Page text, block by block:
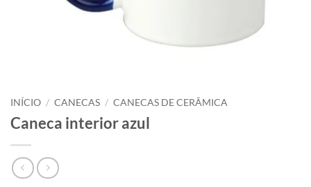
INÍCIO / CANECAS / CANECAS DE CERÂMICA
Caneca interior azul